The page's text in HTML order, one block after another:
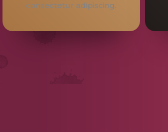
consectetur adipiscing.